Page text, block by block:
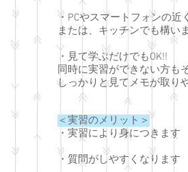
・ PCやスマートフォンの
または、キッチンでも構い
・見て学ぶだけでもOK!!
同時に実習ができない方も
しっかりと見てメモが取り
＜実習のメリット＞
・実習により身につきます
・質問がしやすくなります